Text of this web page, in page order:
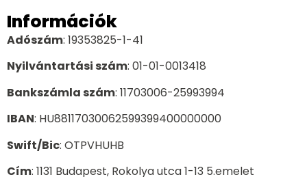
Információk
Adószám: 19353825-1-41
Nyilvántartási szám: 01-01-0013418
Bankszámla szám: 11703006-25993994
IBAN: HU88117030062599399400000000
Swift/Bic: OTPVHUHB
Cím: 1131 Budapest, Rokolya utca 1-13 5.emelet